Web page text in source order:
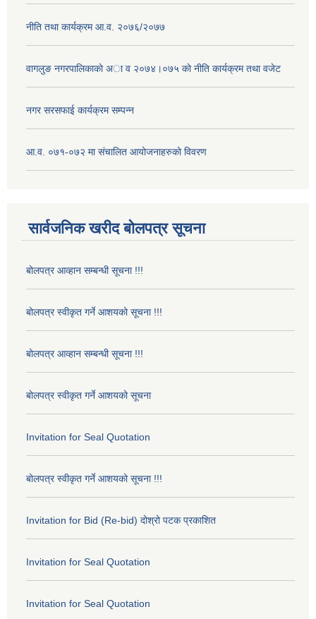
नीति तथा कार्यक्रम आ.व. २०७६/२०७७
वागलुङ नगरपालिकाकाे अा‍ व २०७४।०७५ काे नीति कार्यक्रम तथा वजेट
नगर सरसफाई कार्यक्रम सम्पन्न
आ.व. ०७१-०७२ मा संचालित आयोजनाहरुको विवरण
सार्वजनिक खरीद बोलपत्र सूचना
बोलपत्र आव्हान सम्बन्धी सूचना !!!
बोलपत्र स्वीकृत गर्ने आशयको सूचना !!!
बोलपत्र आव्हान सम्बन्धी सूचना !!!
बोलपत्र स्वीकृत गर्ने आशयको सूचना
Invitation for Seal Quotation
बोलपत्र स्वीकृत गर्ने आशयको सूचना !!!
Invitation for Bid (Re-bid) दोश्रो पटक प्रकाशित
Invitation for Seal Quotation
Invitation for Seal Quotation